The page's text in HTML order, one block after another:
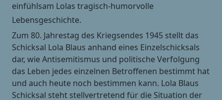
einfühlsam Lolas tragisch-humorvolle
Lebensgeschichte.
Zum 80. Jahrestag des Kriegsendes 1945 stellt das
Schicksal Lola Blaus anhand eines Einzelschicksals
dar, wie Antisemitismus und politische Verfolgung
das Leben jedes einzelnen Betroffenen bestimmt hat
und auch heute noch bestimmen kann. Lola Blaus
Schicksal steht stellvertretend für die Situation der